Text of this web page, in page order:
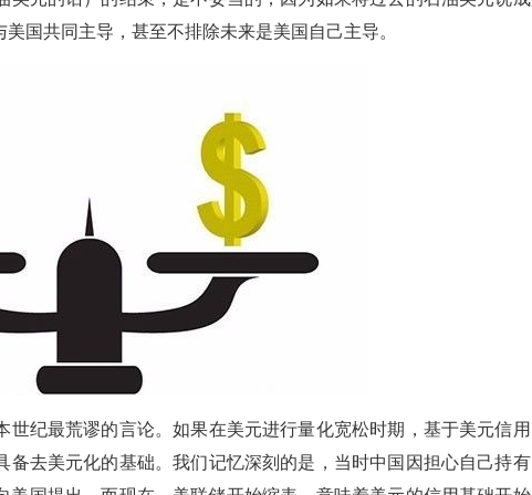
国共同主导，甚至不排除未来是美国自己主导。
纪最荒谬的言论。如果在美元进行量化宽松时期，基于美元信
去美元化的基础。我们记忆深刻的是，当时中国因担心自己持